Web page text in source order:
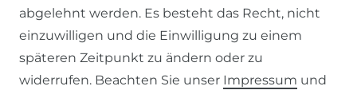
RECHTLICHES
abgelehnt werden. Es besteht das Recht, nicht
einzuwilligen und die Einwilligung zu einem
späteren Zeitpunkt zu ändern oder zu
widerrufen. Beachten Sie unser Impressum und